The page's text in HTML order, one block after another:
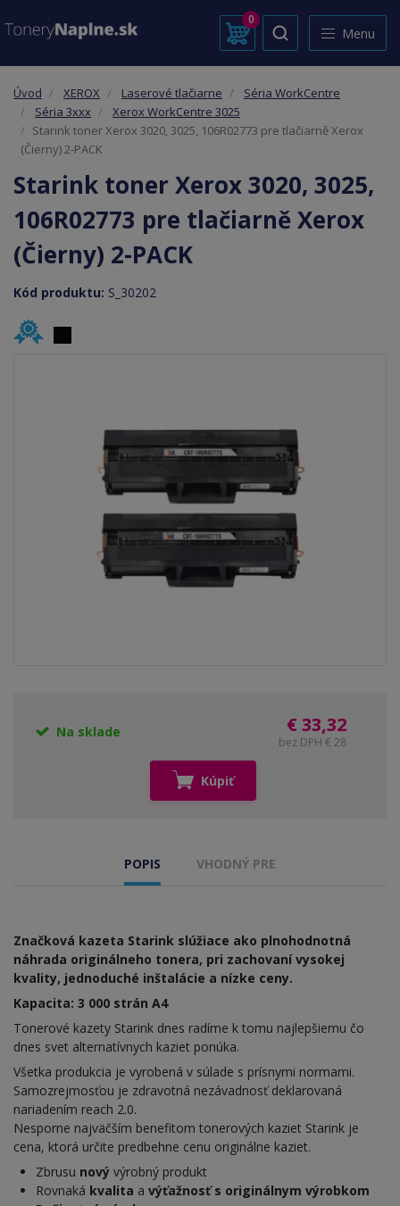
0
Menu
Úvod XEROX Laserové tlačiarne
Séria WorkCentre
Séria 3xxx
Xerox WorkCentre 3025
Starink toner Xerox 3020, 3025, 106R02773 pre tlačiarně Xerox
(Čierny) 2-PACK
Starink toner Xerox 3020, 3025,
106R02773 pre tlačiarně Xerox
(Čierny) 2-PACK
Kód produktu: S_30202
Na sklade € 33,32
bez DPH € 28
Kúpiť
POPIS VHODNÝ PRE
Značková kazeta Starink slúžiace ako plnohodnotná
náhrada originálneho tonera, pri zachovaní vysokej
kvality, jednoduché inštalácie a nízke ceny.
Kapacita: 3 000 strán A4
Tonerové kazety Starink dnes radíme k tomu najlepšiemu čo
dnes svet alternatívnych kaziet ponúka.
Všetka produkcia je vyrobená v súlade s prísnymi normami.
Samozrejmosťou je zdravotná nezávadnosť deklarovaná
nariadením reach 2.0.
Nesporne najväčším benefitom tonerových kaziet Starink je
cena, ktorá určite predbehne cenu originálne kaziet.
Zbrusu nový výrobný produkt
Rovnaká kvalita a výťažnosť s originálnym výrobkom